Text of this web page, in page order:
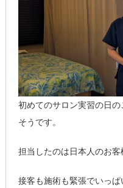
初めてのサロン実習の日
そうです。
担当したのは日本人のお客
接客も施術も緊張でいっ